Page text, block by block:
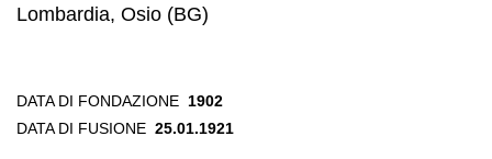
Lombardia, Osio (BG)
DATA DI FONDAZIONE 1902
DATA DI FUSIONE 25.01.1921